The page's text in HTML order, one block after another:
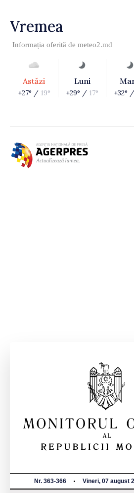
Vremea
Informația oferită de meteo2.md
Astăzi
+27° / 19°
Luni
+29° / 17° +32° /
Nr. 363-366 Vineri, 07 august